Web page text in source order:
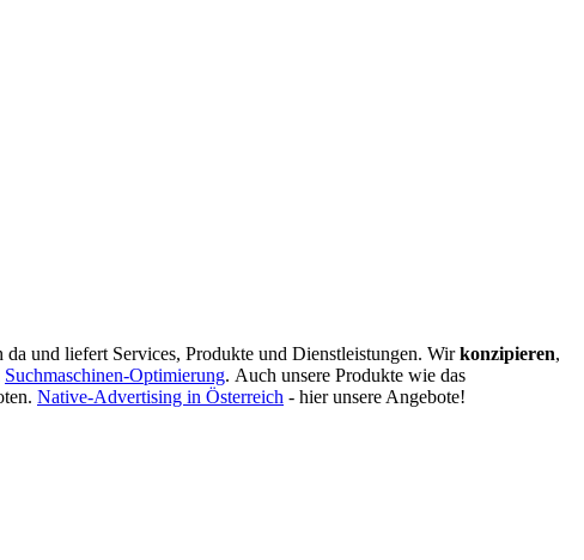
und liefert Services, Produkte und Dienstleistungen. Wirkonzipieren,
Suchmaschinen-Optimierung. Auch unsere Produkte wie das
Native-Advertising in Österreich - hier unsere Angebote!